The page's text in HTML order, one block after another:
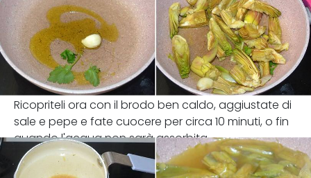
Ricopriteli ora con il brodo ben caldo, aggiustate di
sale e pepe e fate cuocere per circa 10 minuti, o fin
quando l'acqua non sarà assorbita.